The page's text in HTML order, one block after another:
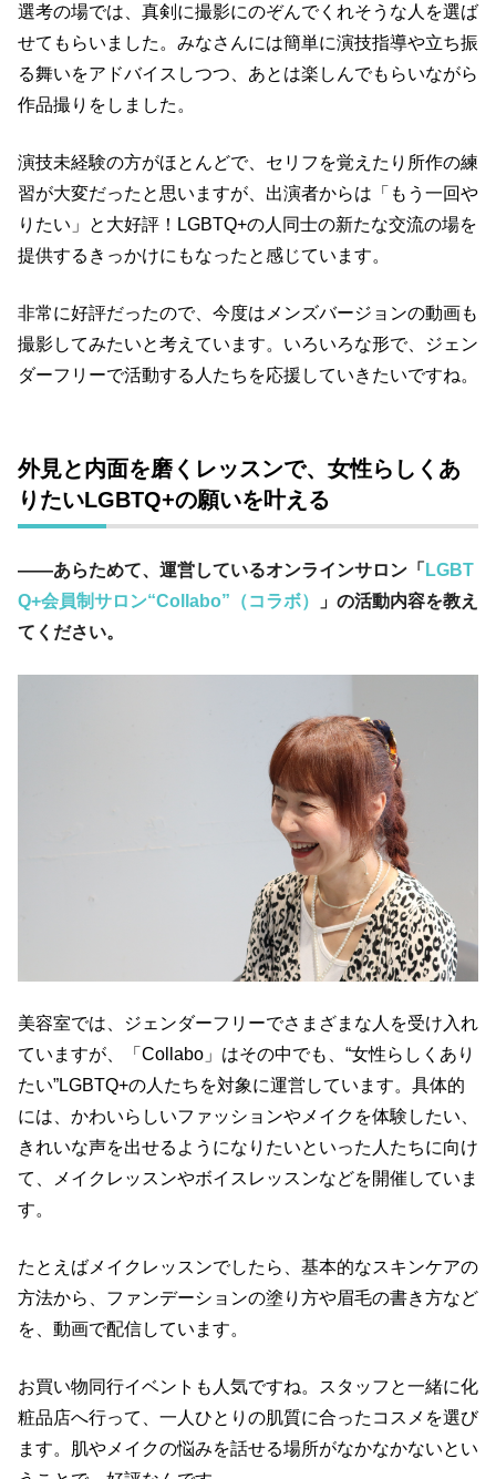
選考の場では、真剣に撮影にのぞんでくれそうな人を選ば
せてもらいました。みなさんには簡単に演技指導や立ち振
る舞いをアドバイスしつつ、あとは楽しんでもらいながら
作品撮りをしました。
演技未経験の方がほとんどで、セリフを覚えたり所作の練
習が大変だったと思いますが、出演者からは「もう一回や
りたい」と大好評！LGBTQ+の人同士の新たな交流の場を
提供するきっかけにもなったと感じています。
非常に好評だったので、今度はメンズバージョンの動画も
撮影してみたいと考えています。いろいろな形で、ジェン
ダーフリーで活動する人たちを応援していきたいですね。
外見と内面を磨くレッスンで、女性らしくあ
りたいLGBTQ+の願いを叶える
――あらためて、運営しているオンラインサロン「 LGBT
Q+会員制サロン“Collabo”（コラボ）
」の活動内容を教え
てください。
美容室では、ジェンダーフリーでさまざまな人を受け入れ
ていますが、「Collabo」はその中でも、“女性らしくあり
たい”LGBTQ+の人たちを対象に運営しています。具体的
には、かわいらしいファッションやメイクを体験したい、
きれいな声を出せるようになりたいといった人たちに向け
て、メイクレッスンやボイスレッスンなどを開催していま
す。
たとえばメイクレッスンでしたら、基本的なスキンケアの
方法から、ファンデーションの塗り方や眉毛の書き方など
を、動画で配信しています。
お買い物同行イベントも人気ですね。スタッフと一緒に化
粧品店へ行って、一人ひとりの肌質に合ったコスメを選び
ます。肌やメイクの悩みを話せる場所がなかなかないとい